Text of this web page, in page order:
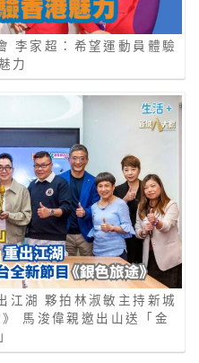
李家超：希望運動員體驗
力
江湖 夥拍林淑敏主持新城
馬浚偉親邀出山送「金